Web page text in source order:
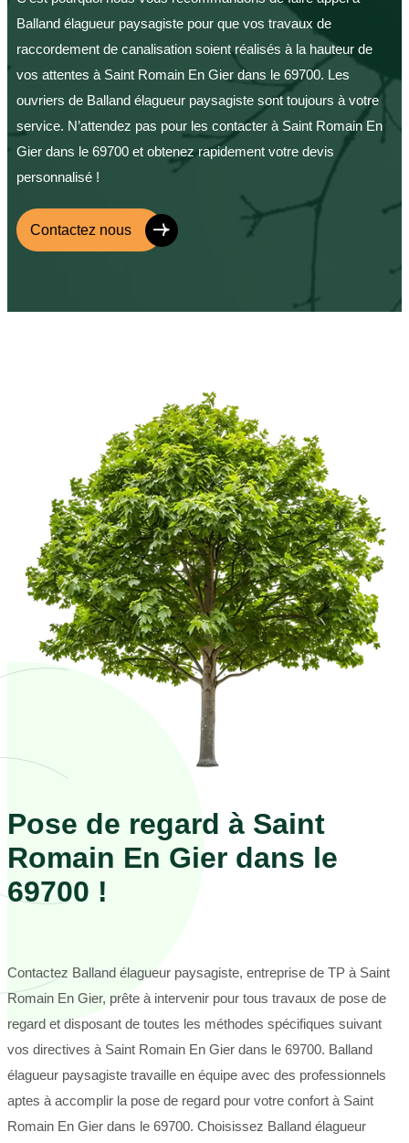
Balland élagueur paysagiste pour que vos travaux de
raccordement de canalisation soient réalisés à la hauteur de
vos attentes à Saint Romain En Gier dans le 69700. Les
ouvriers de Balland élagueur paysagiste sont toujours à votre
service. N’attendez pas pour les contacter à Saint Romain En
Gier dans le 69700 et obtenez rapidement votre devis
personnalisé !
Contactez nous
Pose de regard à Saint
Romain En Gier dans le
69700 !
Contactez Balland élagueur paysagiste, entreprise de TP à Saint
Romain En Gier, prête à intervenir pour tous travaux de pose de
regard et disposant de toutes les méthodes spécifiques suivant
vos directives à Saint Romain En Gier dans le 69700. Balland
élagueur paysagiste travaille en équipe avec des professionnels
aptes à accomplir la pose de regard pour votre confort à Saint
Romain En Gier dans le 69700. Choisissez Balland élagueur